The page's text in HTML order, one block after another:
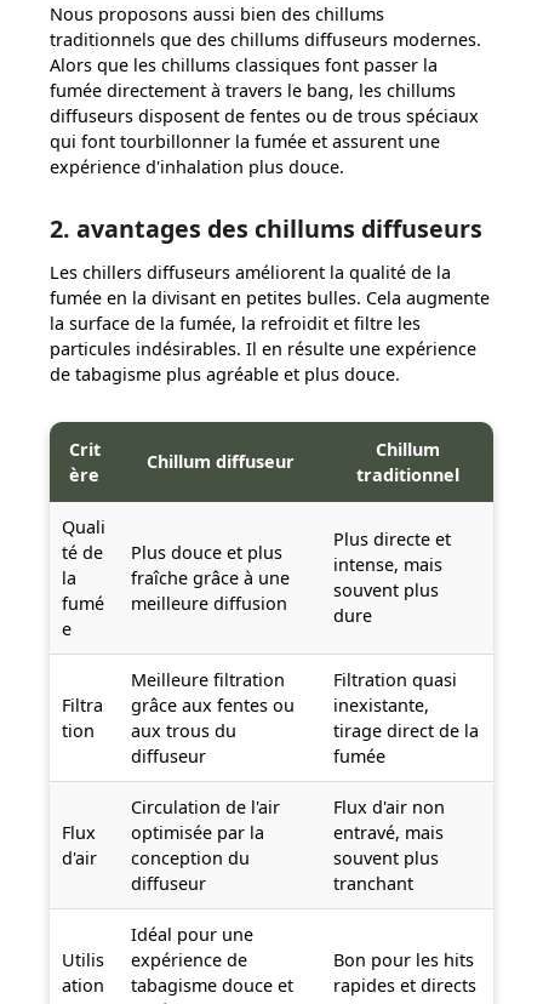
Nous proposons aussi bien des chillums
traditionnels que des chillums diffuseurs modernes.
Alors que les chillums classiques font passer la
fumée directement à travers le bang, les chillums
diffuseurs disposent de fentes ou de trous spéciaux
qui font tourbillonner la fumée et assurent une
expérience d'inhalation plus douce.
2. avantages des chillums diffuseurs
Les chillers diffuseurs améliorent la qualité de la
fumée en la divisant en petites bulles. Cela augmente
la surface de la fumée, la refroidit et filtre les
particules indésirables. Il en résulte une expérience
de tabagisme plus agréable et plus douce.
Crit
ère
Chillum diffuseur
Chillum
traditionnel
Quali
té de
la
fumé
e
Plus douce et plus
fraîche grâce à une
meilleure diffusion
Plus directe et
intense, mais
souvent plus
dure
Filtra
tion
Meilleure filtration
grâce aux fentes ou
aux trous du
diffuseur
Filtration quasi
inexistante,
tirage direct de la
fumée
Flux
d'air
Circulation de l'air
optimisée par la
conception du
diffuseur
Flux d'air non
entravé, mais
souvent plus
tranchant
Utilis
ation
Idéal pour une
expérience de
tabagisme douce et
Bon pour les hits
rapides et directs